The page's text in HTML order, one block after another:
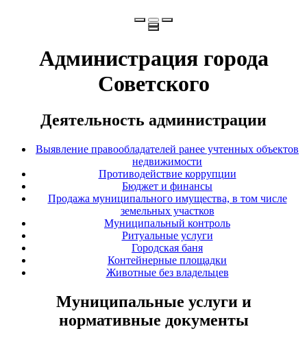
Администрация города
Советского
Деятельность администрации
Выявление правообладателей ранее учтенных объектов
недвижимости
Противодействие коррупции
Бюджет и финансы
Продажа муниципального имущества, в том числе
земельных участков
Муниципальный контроль
Ритуальные услуги
Городская баня
Контейнерные площадки
Животные без владельцев
Муниципальные услуги и
нормативные документы